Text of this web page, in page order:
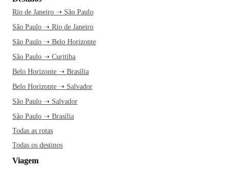
Rio de Janeiro ➝ São Paulo
São Paulo ➝ Rio de Janeiro
São Paulo ➝ Belo Horizonte
São Paulo ➝ Curitiba
Belo Horizonte ➝ Brasília
Belo Horizonte ➝ Salvador
São Paulo ➝ Salvador
São Paulo ➝ Brasília
Todas as rotas
Todas os destinos
Viagem